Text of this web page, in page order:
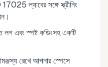
ল্যাবের সঙ্গে স্ক্রীনিং
লগ এবং স্পষ্ট কডিংসহ একটি
রেখে আপনার স্পেসে